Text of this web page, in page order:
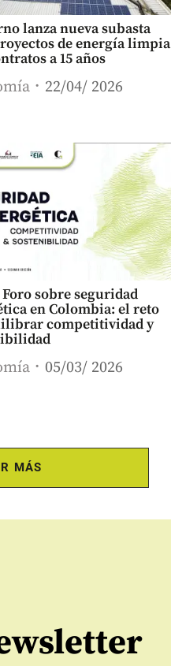
lanza nueva subasta
de energía limpia
a 15 años
22/04/ 2026
sobre seguridad
en Colombia: el reto
competitividad y
05/03/ 2026
MÁS